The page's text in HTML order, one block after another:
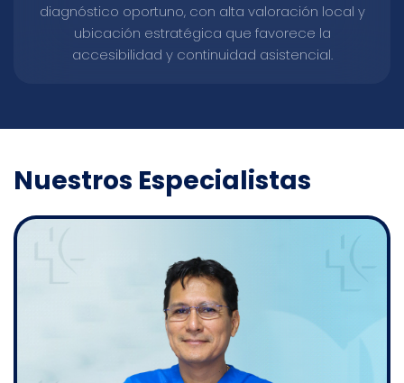
diagnóstico oportuno, con alta valoración local y
ubicación estratégica que favorece la
accesibilidad y continuidad asistencial.
Nuestros Especialistas